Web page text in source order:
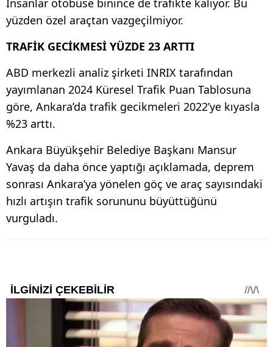
yüzden özel araçtan vazgeçilmiyor.
TRAFİK GECİKMESİ YÜZDE 23 ARTTI
ABD merkezli analiz şirketi INRIX tarafından
yayımlanan 2024 Küresel Trafik Puan Tablosuna
göre, Ankara’da trafik gecikmeleri 2022’ye kıyasla
%23 arttı.
Ankara Büyükşehir Belediye Başkanı Mansur
Yavaş da daha önce yaptığı açıklamada, deprem
sonrası Ankara’ya yönelen göç ve araç sayısındaki
hızlı artışın trafik sorununu büyüttüğünü
vurguladı.